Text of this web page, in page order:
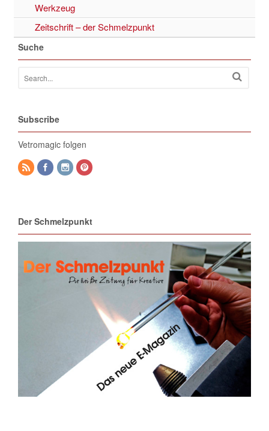
Werkzeug
Zeitschrift – der Schmelzpunkt
Suche
Subscribe
Vetromagic folgen
Der Schmelzpunkt